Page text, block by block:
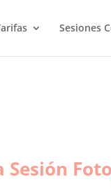
Sesiones
Sesión